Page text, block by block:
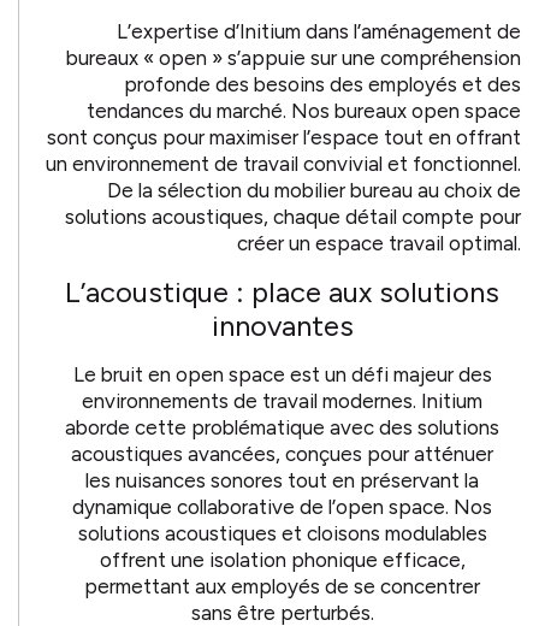
L’expertise d’Initium dans l’aménagement de
bureaux « open » s’appuie sur une compréhension
profonde des besoins des employés et des
tendances du marché. Nos bureaux open space
sont conçus pour maximiser l’espace tout en offrant
un environnement de travail convivial et fonctionnel.
De la sélection du mobilier bureau au choix de
solutions acoustiques, chaque détail compte pour
créer un espace travail optimal.
L’acoustique : place aux solutions
innovantes
Le bruit en open space est un défi majeur des
environnements de travail modernes. Initium
aborde cette problématique avec des solutions
acoustiques avancées, conçues pour atténuer
les nuisances sonores tout en préservant la
dynamique collaborative de l’open space. Nos
solutions acoustiques et cloisons modulables
offrent une isolation phonique efficace,
permettant aux employés de se concentrer
sans être perturbés.